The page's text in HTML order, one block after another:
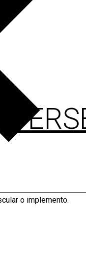
o implemento.